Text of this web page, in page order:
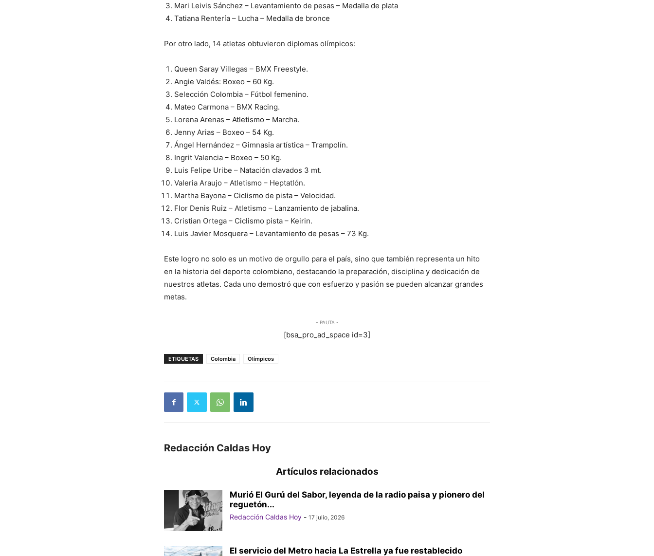
Mari Leivis Sánchez – Levantamiento de pesas – Medalla de plata
Tatiana Rentería – Lucha – Medalla de bronce
Por otro lado, 14 atletas obtuvieron diplomas olímpicos:
Queen Saray Villegas – BMX Freestyle.
Angie Valdés: Boxeo – 60 Kg.
Selección Colombia – Fútbol femenino.
Mateo Carmona – BMX Racing.
Lorena Arenas – Atletismo – Marcha.
Jenny Arias – Boxeo – 54 Kg.
Ángel Hernández – Gimnasia artística – Trampolín.
Ingrit Valencia – Boxeo – 50 Kg.
Luis Felipe Uribe – Natación clavados 3 mt.
Valeria Araujo – Atletismo – Heptatlón.
Martha Bayona – Ciclismo de pista – Velocidad.
Flor Denis Ruiz – Atletismo – Lanzamiento de jabalina.
Cristian Ortega – Ciclismo pista – Keirin.
Luis Javier Mosquera – Levantamiento de pesas – 73 Kg.
Este logro no solo es un motivo de orgullo para el país, sino que también representa un hito
en la historia del deporte colombiano, destacando la preparación, disciplina y dedicación de
nuestros atletas. Cada uno demostró que con esfuerzo y pasión se pueden alcanzar grandes
metas.
- PAUTA -
[bsa_pro_ad_space id=3]
ETIQUETAS Colombia Olímpicos
Redacción Caldas Hoy
Artículos relacionados
Murió El Gurú del Sabor, leyenda de la radio paisa y pionero del
reguetón...
Redacción Caldas Hoy - 17 julio, 2026
El servicio del Metro hacia La Estrella ya fue restablecido